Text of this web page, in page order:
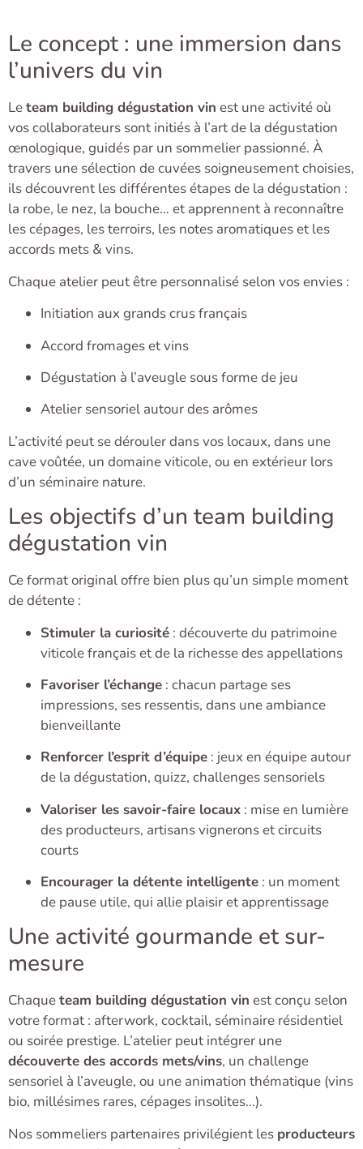
Le concept : une immersion dans
l’univers du vin
Leteam building dégustation vin est une activité où
vos collaborateurs sont initiés à l’art de la dégustation
œnologique, guidés par un sommelier passionné. À
travers une sélection de cuvées soigneusement choisies,
ils découvrent les différentes étapes de la dégustation :
la robe, le nez, la bouche… et apprennent à reconnaître
les cépages, les terroirs, les notes aromatiques et les
accords mets & vins.
Chaque atelier peut être personnalisé selon vos envies :
Initiation aux grands crus français
Accord fromages et vins
Dégustation à l’aveugle sous forme de jeu
Atelier sensoriel autour des arômes
L’activité peut se dérouler dans vos locaux, dans une
cave voûtée, un domaine viticole, ou en extérieur lors
d’un séminaire nature.
Les objectifs d’un team building
dégustation vin
Ce format original offre bien plus qu’un simple moment
de détente :
Stimuler la curiosité : découverte du patrimoine
viticole français et de la richesse des appellations
Favoriser l’échange : chacun partage ses
impressions, ses ressentis, dans une ambiance
bienveillante
Renforcer l’esprit d’équipe : jeux en équipe autour
de la dégustation, quizz, challenges sensoriels
Valoriser les savoir-faire locaux : mise en lumière
des producteurs, artisans vignerons et circuits
courts
Encourager la détente intelligente : un moment
de pause utile, qui allie plaisir et apprentissage
Une activité gourmande et sur-
mesure
Chaqueteam building dégustation vin est conçu selon
votre format : afterwork, cocktail, séminaire résidentiel
ou soirée prestige. L’atelier peut intégrer une
découverte des accords mets/vins, un challenge
sensoriel à l’aveugle, ou une animation thématique (vins
bio, millésimes rares, cépages insolites…).
Nos sommeliers partenaires privilégient les producteurs